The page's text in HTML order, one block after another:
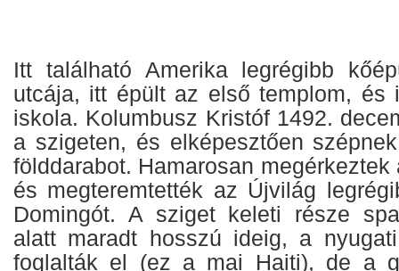
Itt található Amerika legrégibb
utcája, itt épült az első templom, és
iskola. Kolumbusz Kristóf 1492.
a szigeten, és elképesztően
földdarabot. Hamarosan
és megteremtették az Újvilág
Domingót. A sziget keleti része
alatt maradt hosszú ideig, a
foglalták el (ez a mai Haiti), de a